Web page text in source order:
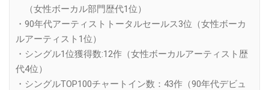
（女性ボーカル部門歴代1位）
・90年代アーティストトータルセールス3位（女性ボーカ
ルアーティスト1位）
・シングル1位獲得数:12作（女性ボーカルアーティスト歴
代4位）
・シングルTOP100チャートイン数：43作（90年代デビュ